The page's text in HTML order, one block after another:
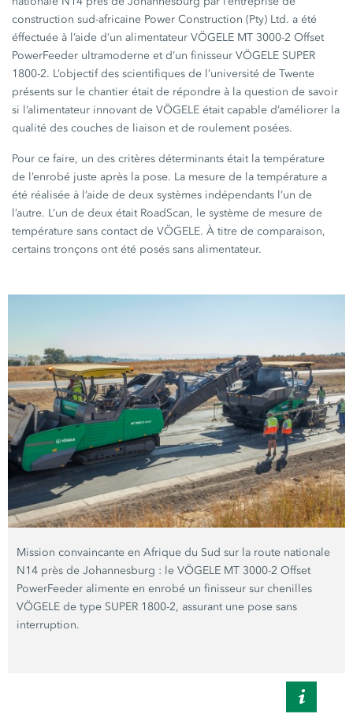
construction sud-africaine Power Construction (Pty) Ltd. a été
éffectuée à l’aide d’un alimentateur VÖGELE MT 3000-2 Offset
PowerFeeder ultramoderne et d’un finisseur VÖGELE SUPER
1800-2. L’objectif des scientifiques de l’université de Twente
présents sur le chantier était de répondre à la question de savoir
si l’alimentateur innovant de VÖGELE était capable d’améliorer la
qualité des couches de liaison et de roulement posées.
Pour ce faire, un des critères déterminants était la température
de l’enrobé juste après la pose. La mesure de la température a
été réalisée à l’aide de deux systèmes indépendants l’un de
l’autre. L’un de deux était RoadScan, le système de mesure de
température sans contact de VÖGELE. À titre de comparaison,
certains tronçons ont été posés sans alimentateur.
Mission convaincante en Afrique du Sud sur la route nationale
N14 près de Johannesburg : le VÖGELE MT 3000-2 Offset
PowerFeeder alimente en enrobé un finisseur sur chenilles
VÖGELE de type SUPER 1800-2, assurant une pose sans
interruption.